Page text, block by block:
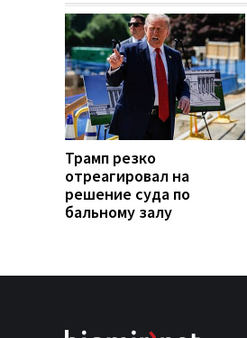
Трамп резко
отреагировал на
решение суда по
бальному залу